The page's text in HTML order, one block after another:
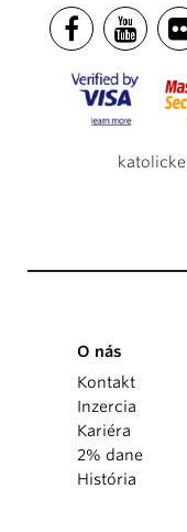
O nás
Kontakt
Inzercia
Kariéra
2% dane
História